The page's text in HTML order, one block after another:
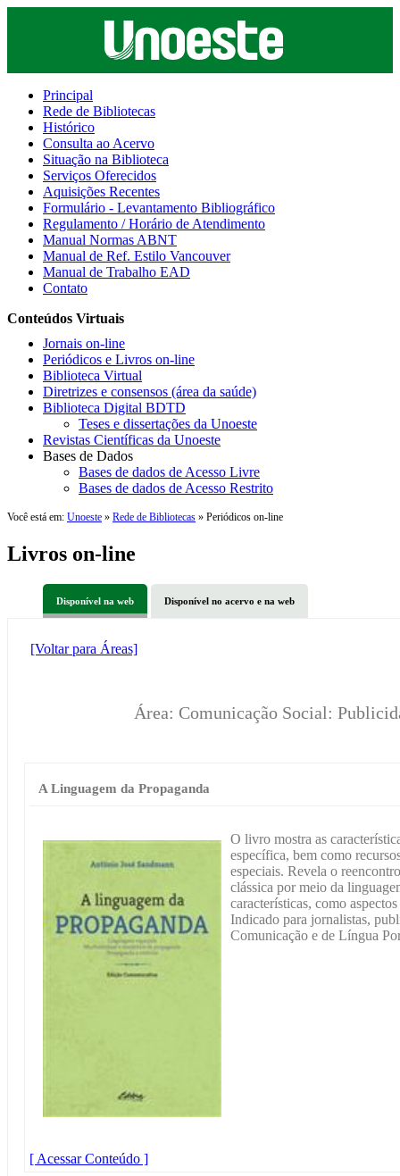
Principal
Rede de Bibliotecas
Histórico
Consulta ao Acervo
Situação na Biblioteca
Serviços Oferecidos
Aquisições Recentes
Formulário - Levantamento Bibliográfico
Regulamento / Horário de Atendimento
Manual Normas ABNT
Manual de Ref. Estilo Vancouver
Manual de Trabalho EAD
Contato
Conteúdos Virtuais
Jornais on-line
Periódicos e Livros on-line
Biblioteca Virtual
Diretrizes e consensos (área da saúde)
Biblioteca Digital BDTD
Teses e dissertações da Unoeste
Revistas Científicas da Unoeste
Bases de Dados
Bases de dados de Acesso Livre
Bases de dados de Acesso Restrito
Você está em: Unoeste » Rede de Bibliotecas » Periódicos on-line
Livros on-line
Disponível na web Disponível no acervo e na web
[Voltar para Áreas]
Área: Comunicação Social:
A Linguagem da Propaganda
O livro mostra as
específica, bem como
especiais. Revela o
clássica por meio da
características, como
Indicado para jornalistas,
Comunicação e de Língua
[ Acessar Conteúdo ]